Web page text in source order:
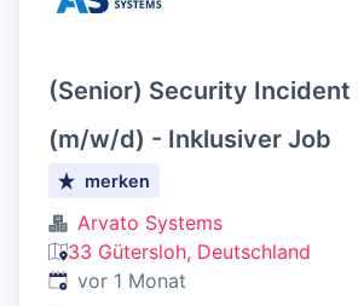
(Senior) Security Incident
(m/w/d) - Inklusiver Job
merken
Arvato Systems
33 Gütersloh, Deutschland
Veröffentlicht:
vor 1 Monat